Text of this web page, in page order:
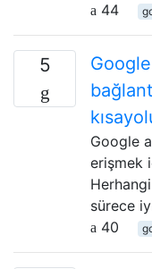
44
5
Google
erişmek
sürece
40